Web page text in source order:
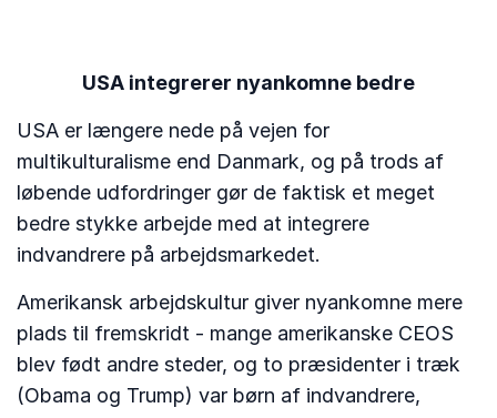
USA integrerer nyankomne bedre
USA er længere nede på vejen for
multikulturalisme end Danmark, og på trods af
løbende udfordringer gør de faktisk et meget
bedre stykke arbejde med at integrere
indvandrere på arbejdsmarkedet.
Amerikansk arbejdskultur giver nyankomne mere
plads til fremskridt - mange amerikanske CEOS
blev født andre steder, og to præsidenter i træk
(Obama og Trump) var børn af indvandrere,